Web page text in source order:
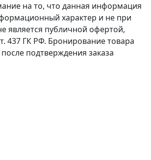
на то, что данная информация
характер и не при
является публичной офертой,
437 ГК РФ. Бронирование товара
подтверждения заказа